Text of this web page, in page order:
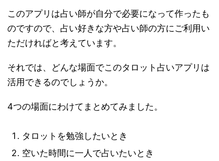
このアプリは占い師が自分で必要になって作ったも
のですので、占い好きな方や占い師の方にご利用い
ただければと考えています。
それでは、どんな場面でこのタロット占いアプリは
活用できるのでしょうか。
4つの場面にわけてまとめてみました。
タロットを勉強したいとき
空いた時間に一人で占いたいとき